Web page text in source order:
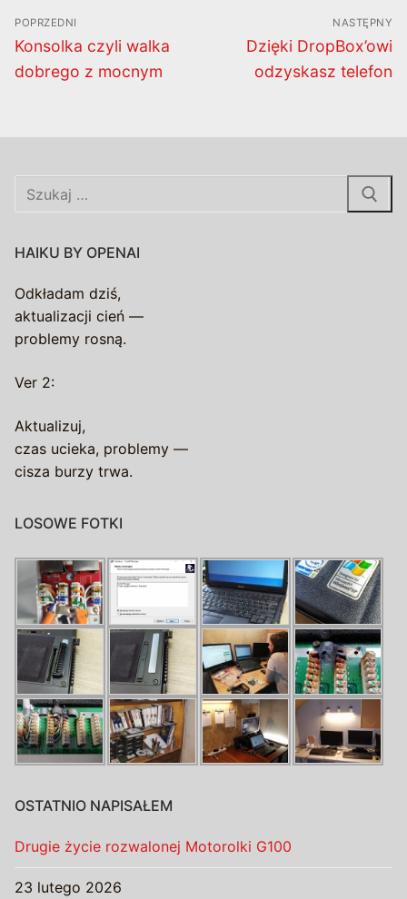
Nawigacja
wpisu
POPRZEDNI
Poprzedni
wpis:
Konsolka czyli walka
dobrego z mocnym
NASTĘPNY
Następny
wpis:
Dzięki DropBox’owi
odzyskasz telefon
Szukaj:
HAIKU BY OPENAI
Odkładam dziś,
aktualizacji cień —
problemy rosną.
Ver 2:
Aktualizuj,
czas ucieka, problemy —
cisza burzy trwa.
LOSOWE FOTKI
OSTATNIO NAPISAŁEM
Drugie życie rozwalonej Motorolki G100
23 lutego 2026